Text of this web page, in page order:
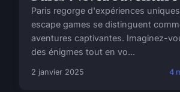
Paris regorge d'expériences
escape games se distinguent
aventures captivantes. Imaginez-
des énigmes tout en vo...
2 janvier 2025 4